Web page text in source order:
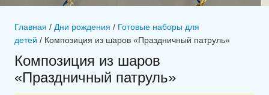
Главная / Дни рождения / Готовые наборы для
детей / Композиция из шаров «Праздничный патруль»
Композиция из шаров
«Праздничный патруль»